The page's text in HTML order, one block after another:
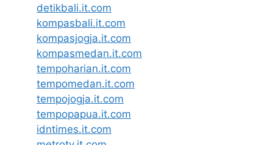
detikbali.it.com
kompasbali.it.com
kompasjogja.it.com
kompasmedan.it.com
tempoharian.it.com
tempomedan.it.com
tempojogja.it.com
tempopapua.it.com
idntimes.it.com